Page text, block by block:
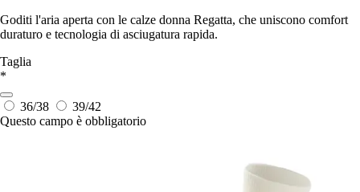
Goditi l'aria aperta con le calze donna Regatta, che uniscono comfort
duraturo e tecnologia di asciugatura rapida.
Taglia
*
36/38
39/42
Questo campo è obbligatorio